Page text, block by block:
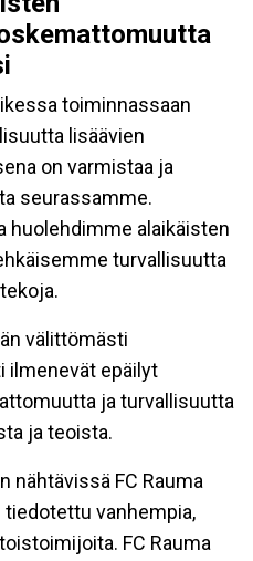
toiminnassaan
lisäävien
on varmistaa ja
seurassamme.
huolehdimme alaikäisten
turvallisuutta
välittömästi
ilmenevät epäilyt
ja turvallisuutta
ja teoista.
nähtävissä FC Rauma
vanhempia,
FC Rauma